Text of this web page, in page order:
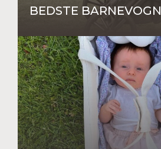
BEDSTE BARNEVOGN